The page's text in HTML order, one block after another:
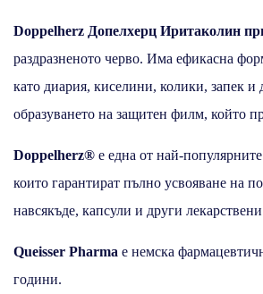
Doppelherz Допелхерц Иритаколин
раздразненото черво. Има ефикасна
като диария, киселини, колики, запек и
образуването на защитен филм, който
Doppelherz® е една от най-
които гарантират пълно усвояване на
навсякъде, капсули и други
Queisser Pharma е немска
години.